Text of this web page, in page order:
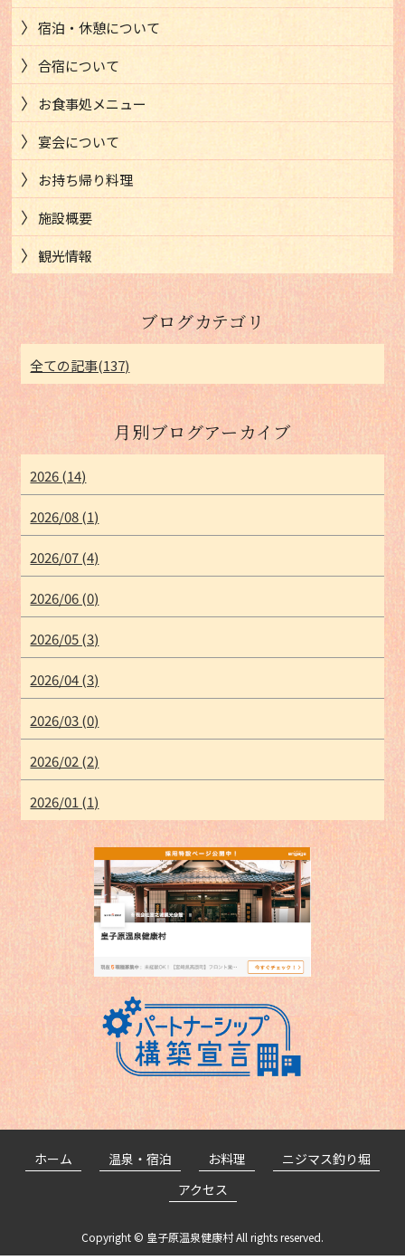
宿泊・休憩について
合宿について
お食事処メニュー
宴会について
お持ち帰り料理
施設概要
観光情報
ブログカテゴリ
全ての記事(137)
月別ブログアーカイブ
2026 (14)
2026/08 (1)
2026/07 (4)
2026/06 (0)
2026/05 (3)
2026/04 (3)
2026/03 (0)
2026/02 (2)
2026/01 (1)
ホーム 温泉・宿泊 お料理
ニジマス釣り堀
アクセス
Copyright © 皇子原温泉健康村All rights reserved.